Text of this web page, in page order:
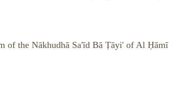
of the Nākhudhā Sa'īd Bā Ṭāyi' of Al Ḥāmī